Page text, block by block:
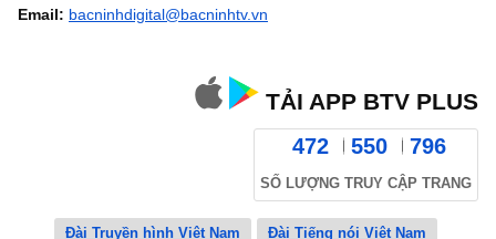
Email: bacninhdigital@bacninhtv.vn
TẢI APP BTV PLUS
472 550 796
SỐ LƯỢNG TRUY CẬP TRANG
Đài Truyền hình Việt Nam Đài Tiếng nói Việt Nam